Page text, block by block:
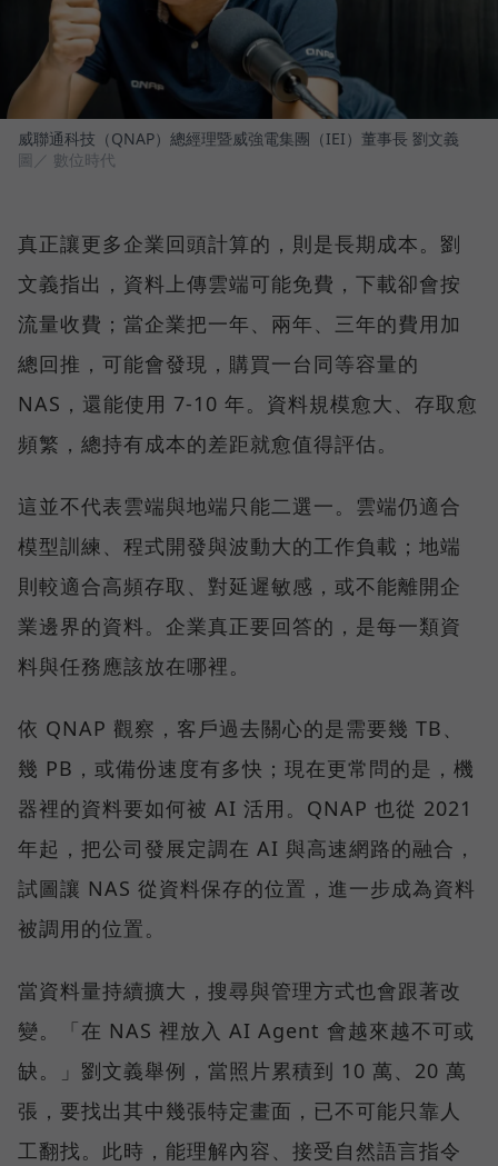
威聯通科技（QNAP）總經理暨威強電集團（IEI）董事長 劉文義
圖／ 數位時代
真正讓更多企業回頭計算的，則是長期成本。劉
文義指出，資料上傳雲端可能免費，下載卻會按
流量收費；當企業把一年、兩年、三年的費用加
總回推，可能會發現，購買一台同等容量的
NAS，還能使用 7-10 年。資料規模愈大、存取愈
頻繁，總持有成本的差距就愈值得評估。
這並不代表雲端與地端只能二選一。雲端仍適合
模型訓練、程式開發與波動大的工作負載；地端
則較適合高頻存取、對延遲敏感，或不能離開企
業邊界的資料。企業真正要回答的，是每一類資
料與任務應該放在哪裡。
依 QNAP 觀察，客戶過去關心的是需要幾 TB、
幾 PB，或備份速度有多快；現在更常問的是，機
器裡的資料要如何被 AI 活用。QNAP 也從 2021
年起，把公司發展定調在 AI 與高速網路的融合，
試圖讓 NAS 從資料保存的位置，進一步成為資料
被調用的位置。
當資料量持續擴大，搜尋與管理方式也會跟著改
變。「在 NAS 裡放入 AI Agent 會越來越不可或
缺。」劉文義舉例，當照片累積到 10 萬、20 萬
張，要找出其中幾張特定畫面，已不可能只靠人
工翻找。此時，能理解內容、接受自然語言指令